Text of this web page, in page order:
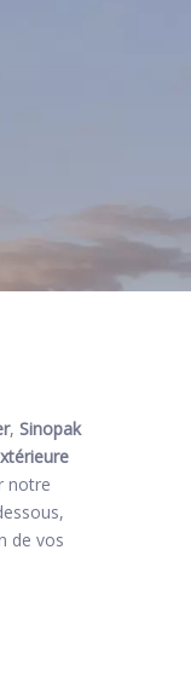
, Sinopak
notre
de vos